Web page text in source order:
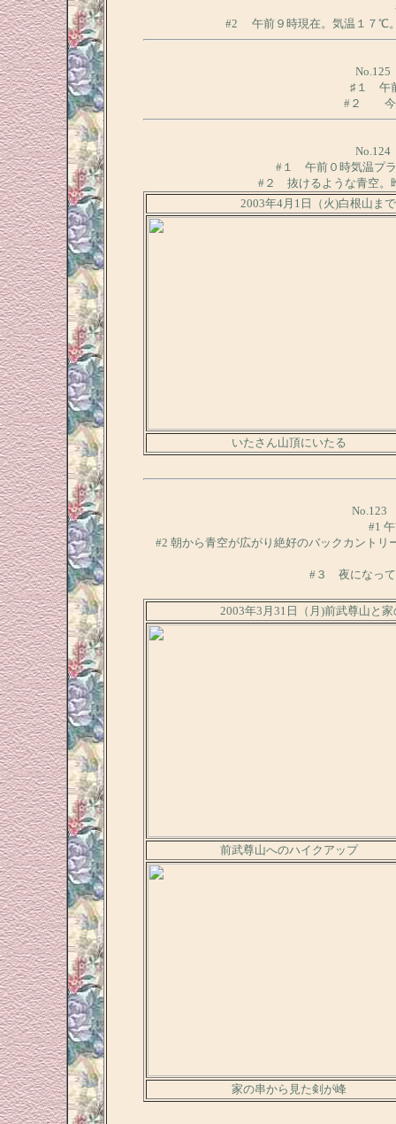
#2 午前９時現在。気温１７℃
♯１ 午
#２ 今
#１ 午前０時気温プ
#２ 抜けるような青空。
2003年4月1日（火)白根山ま
いたさん山頂にいたる
No.123
#1
#2 朝から青空が広がり絶好のバックカント
#３ 夜になって
2003年3月31日（月)前武尊山と
前武尊山へのハイクアップ
家の串から見た剣が峰